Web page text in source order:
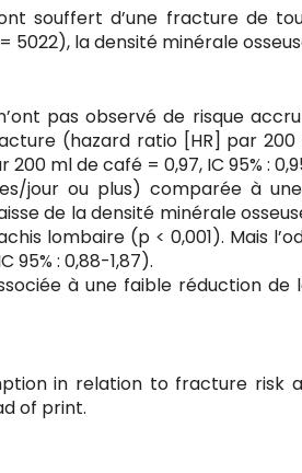
souffert d’une fracture de
5022), la densité minérale
pas observé de risque
(hazard ratio [HR] par 200
ml de café = 0,97, IC 95% :
jour ou plus) comparée à
de la densité minérale
lombaire (p < 0,001). Mais
95% : 0,88-1,87).
à une faible réduction de
in relation to fracture risk
of print.